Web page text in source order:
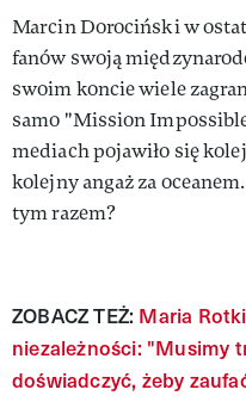
Marcin Dorociński w
fanów swoją
swoim koncie wiele
samo "Mission
mediach pojawiło się
kolejny angaż za
tym razem?
ZOBACZ TEŻ: Maria
niezależności: "Musimy
doświadczyć, żeby